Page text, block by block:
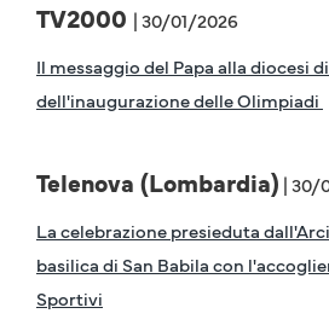
TV2000 | 30/01/2026
Il messaggio del Papa alla diocesi
dell'inaugurazione delle Olimpiadi
Telenova (Lombardia) | 30/
La celebrazione presieduta
basilica di San Babila con
Sportivi